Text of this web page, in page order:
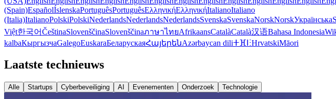
(Spain)EspañolÍslenskaPortuguêsPortuguêsΕλληνικήΕλληνικήItalianoItaliano
(Italia)ItalianoPolskiPolskiNederlandsNederlandsNederlandsSvenskaSvenskaNorskNorskУкраїнська
Việt한국어ČeštinaSlovenščinaSlovenščinaภาษาไทยAfrikaansCatalàCatalà汉语Bahasa Indonesia
kalbaКыргызчаGalegoEuskaraБеларускаяՀայերենAzərbaycan diliⵜⴼⵏⵗHrvatskiMāori
Laatste technieuws
Alle Startups Cyberbeveiliging AI Evenementen Onderzoek Technologie